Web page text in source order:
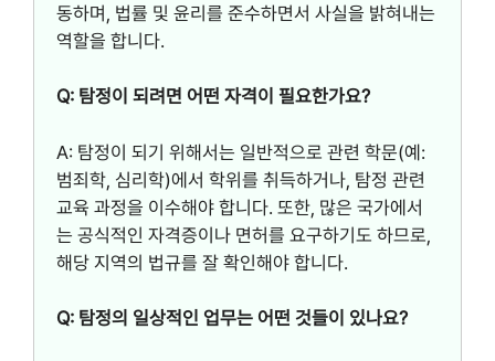
동하며, 법률 및 윤리를 준수하면서 사실을 밝혀내는
역할을 합니다.
Q: 탐정이 되려면 어떤 자격이 필요한가요?
A: 탐정이 되기 위해서는 일반적으로 관련 학문(예:
범죄학, 심리학)에서 학위를 취득하거나, 탐정 관련
교육 과정을 이수해야 합니다. 또한, 많은 국가에서
는 공식적인 자격증이나 면허를 요구하기도 하므로,
해당 지역의 법규를 잘 확인해야 합니다.
Q: 탐정의 일상적인 업무는 어떤 것들이 있나요?